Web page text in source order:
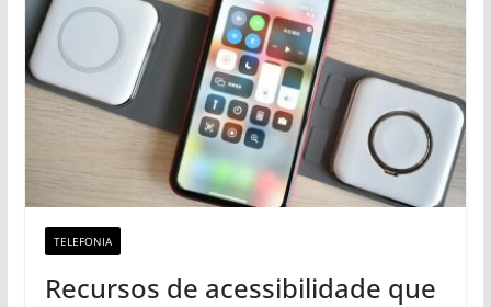
TELEFONIA
Recursos de acessibilidade que